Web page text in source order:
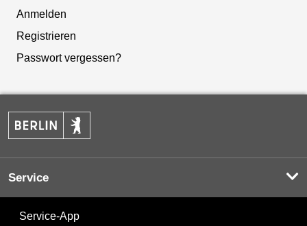
Anmelden
Registrieren
Passwort vergessen?
Service
Service-App